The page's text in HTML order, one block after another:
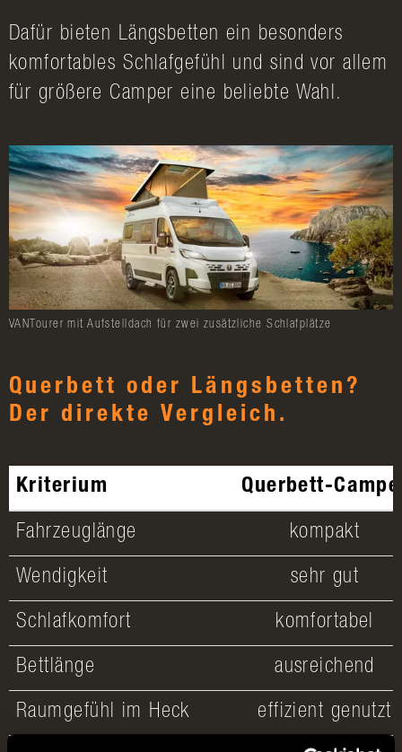
Dafür bieten Längsbetten ein besonders
komfortables Schlafgefühl und sind vor allem
für größere Camper eine beliebte Wahl.
VANTourer mit Aufstelldach für zwei zusätzliche Schlafplätze
Querbett oder Längsbetten?
Der direkte Vergleich.
Kriterium Querbett-
Fahrzeuglänge kompakt
Wendigkeit sehr gut
Schlafkomfort komfortabel
Bettlänge ausreichend
Raumgefühl im Heck effizient genutzt